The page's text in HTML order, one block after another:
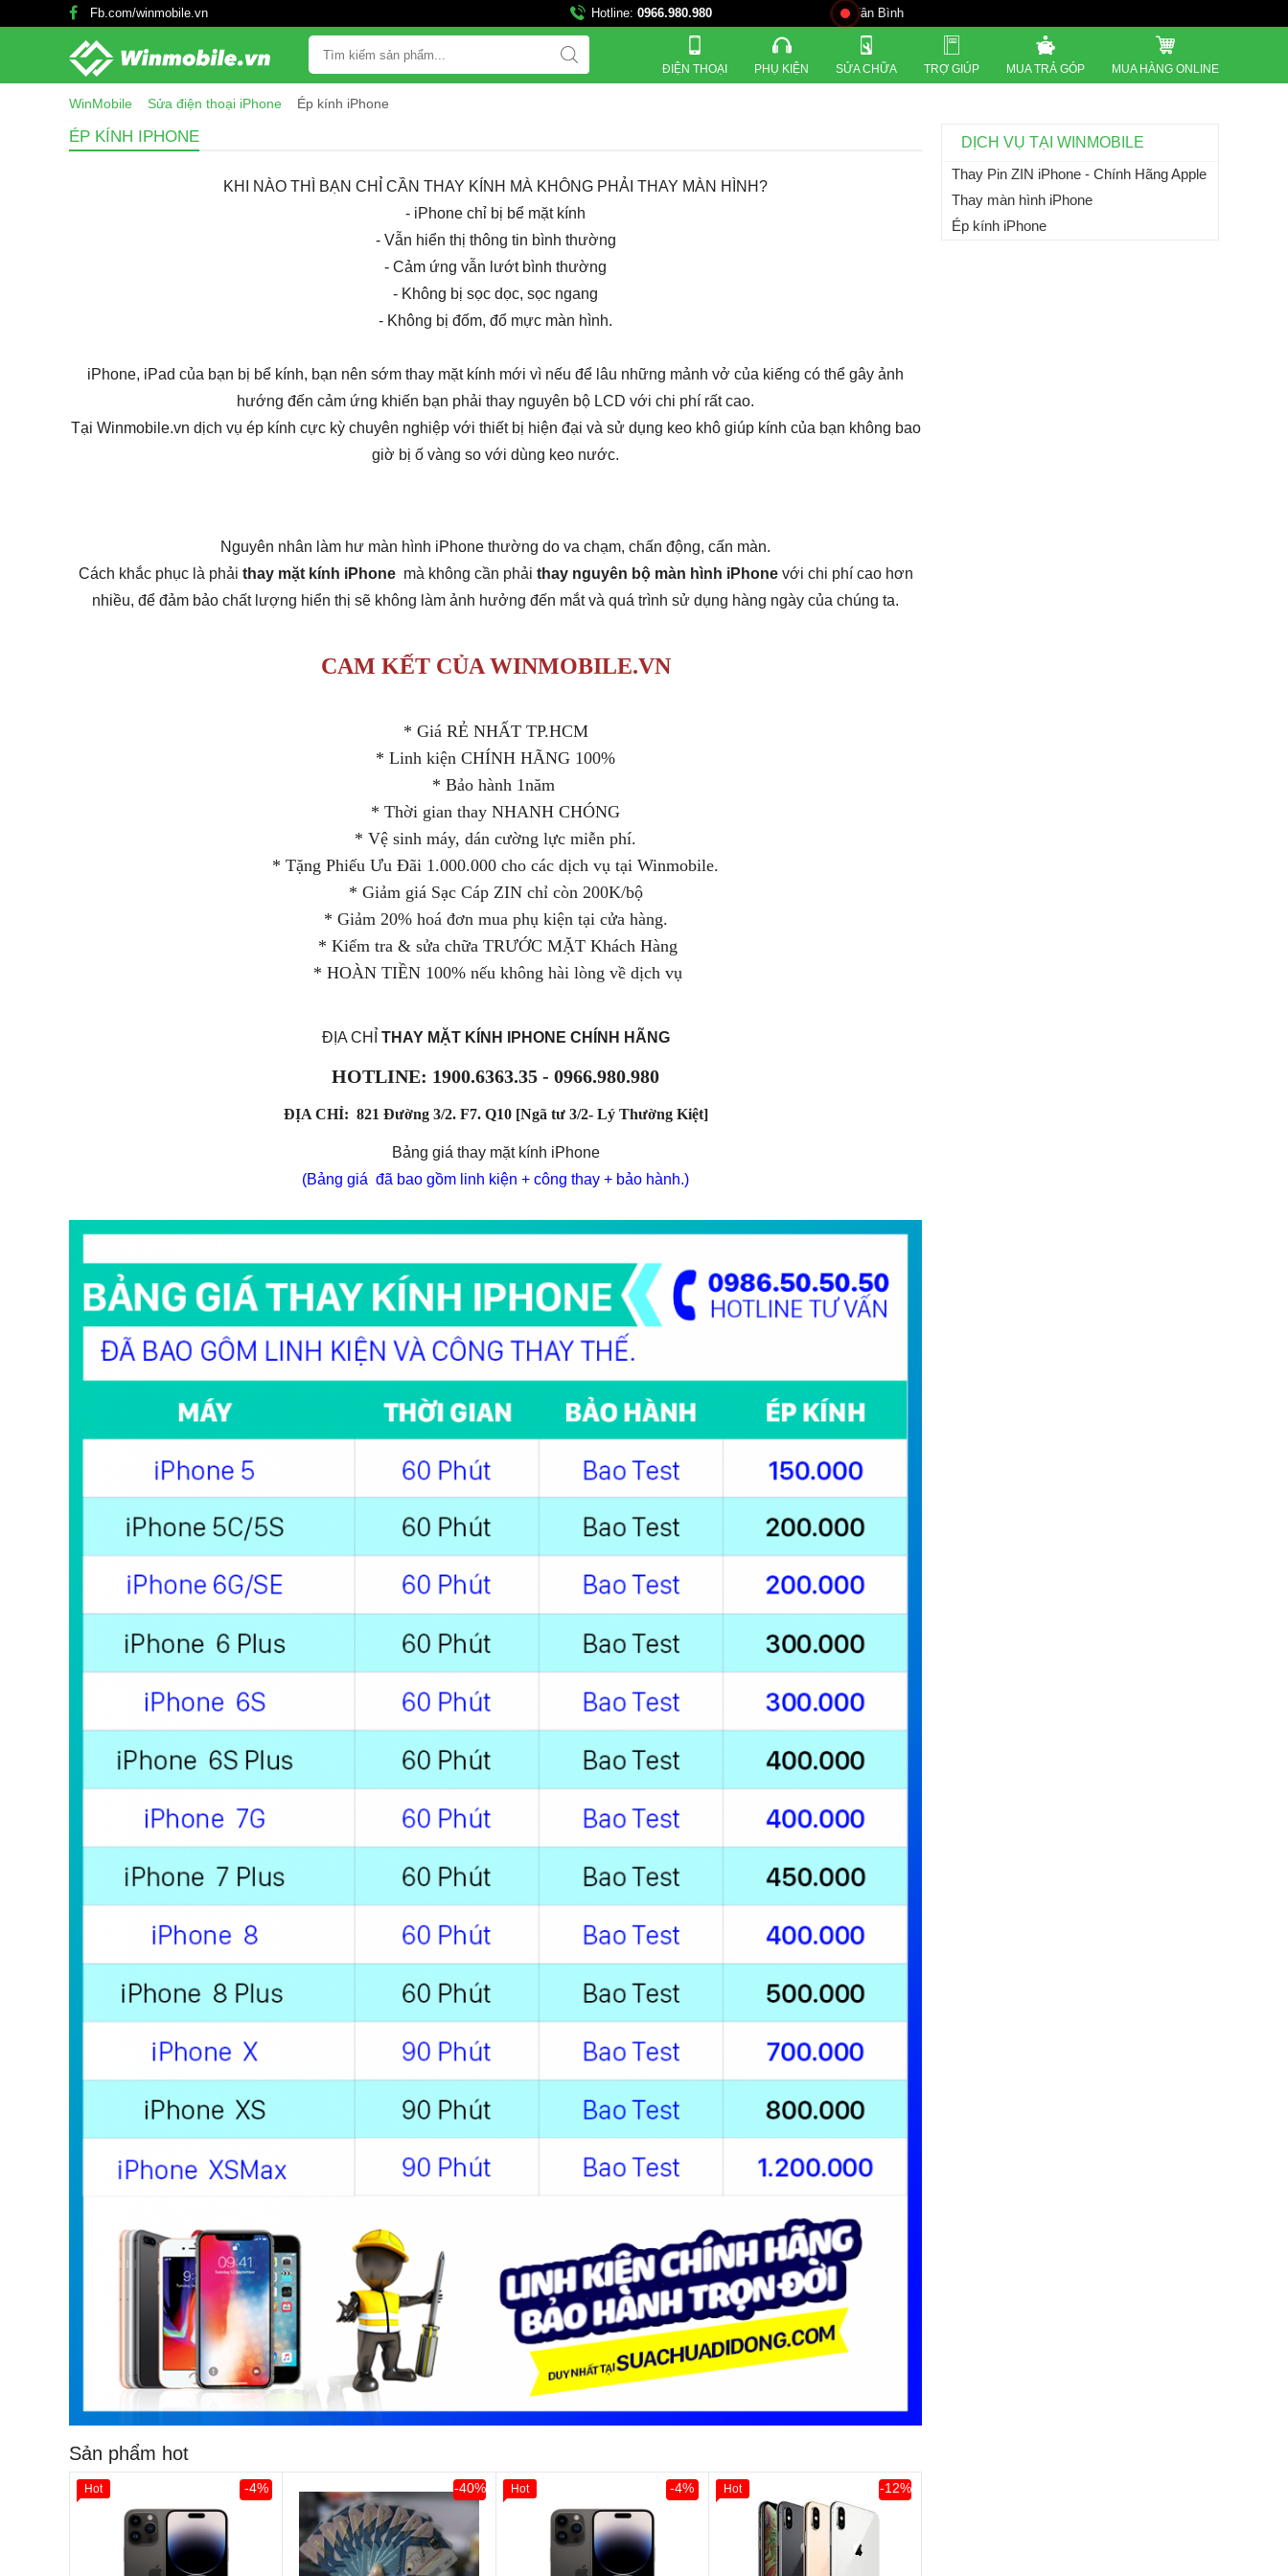
Fb.com/winmobile.vn Hotline: 0966.980.980
ĐIỆN THOẠI PHỤ KIỆN SỬA CHỮA TRỢ GIÚP MUA TRẢ GÓP MUA HÀNG ONLINE
WinMobile Sửa điện thoại iPhone Ép kính iPhone
ÉP KÍNH IPHONE
KHI NÀO THÌ BẠN CHỈ CẦN THAY KÍNH MÀ KHÔNG PHẢI THAY MÀN HÌNH?
- iPhone chỉ bị bể mặt kính
- Vẫn hiển thị thông tin bình thường
- Cảm ứng vẫn lướt bình thường
- Không bị sọc dọc, sọc ngang
- Không bị đốm, đổ mực màn hình.
iPhone, iPad của bạn bị bể kính, bạn nên sớm thay mặt kính mới vì nếu để lâu những mảnh vở của kiếng có thể gây ảnh
hướng đến cảm ứng khiến bạn phải thay nguyên bộ LCD với chi phí rất cao.
Tại Winmobile.vn dịch vụ ép kính cực kỳ chuyên nghiệp với thiết bị hiện đại và sử dụng keo khô giúp kính của bạn không bao
giờ bị ố vàng so với dùng keo nước.
Nguyên nhân làm hư màn hình iPhone thường do va chạm, chấn động, cấn màn.
Cách khắc phục là phải thay mặt kính iPhonemà không cần phải thay nguyên bộ màn hình iPhone với chi phí cao hơn
nhiều, để đảm bảo chất lượng hiển thị sẽ không làm ảnh hưởng đến mắt và quá trình sử dụng hàng ngày của chúng ta.
CAM KẾT CỦA WINMOBILE.VN
* Giá RẺ NHẤT TP.HCM
* Linh kiện CHÍNH HÃNG 100%
* Bảo hành 1năm
* Thời gian thay NHANH CHÓNG
* Vệ sinh máy, dán cường lực miễn phí.
* Tặng Phiếu Ưu Đãi 1.000.000 cho các dịch vụ tại Winmobile.
* Giảm giá Sạc Cáp ZIN chỉ còn 200K/bộ
* Giảm 20% hoá đơn mua phụ kiện tại cửa hàng.
* Kiểm tra & sửa chữa TRƯỚC MẶT Khách Hàng
* HOÀN TIỀN 100% nếu không hài lòng về dịch vụ
ĐỊA CHỈ THAY MẶT KÍNH IPHONE CHÍNH HÃNG
HOTLINE: 1900.6363.35 - 0966.980.980
ĐỊA CHỈ: 821 Đường 3/2. F7. Q10 [Ngã tư 3/2- Lý Thường Kiệt]
Bảng giá thay mặt kính iPhone
(Bảng giá đã bao gồm linh kiện + công thay + bảo hành.)
Sản phẩm hot
-4%
Hot -40% -4%
Hot
Giảm 100.000đ
Khách
Hàng Thân Thiết
Tặng
-12%
Hot
DỊCH VỤ TẠI WINMOBILE
Thay Pin ZIN iPhone - Chính Hãng Apple
Thay màn hình iPhone
Ép kính iPhone